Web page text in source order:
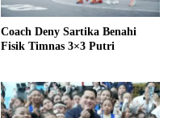
Coach Deny Sartika Benahi
Fisik Timnas 3×3 Putri